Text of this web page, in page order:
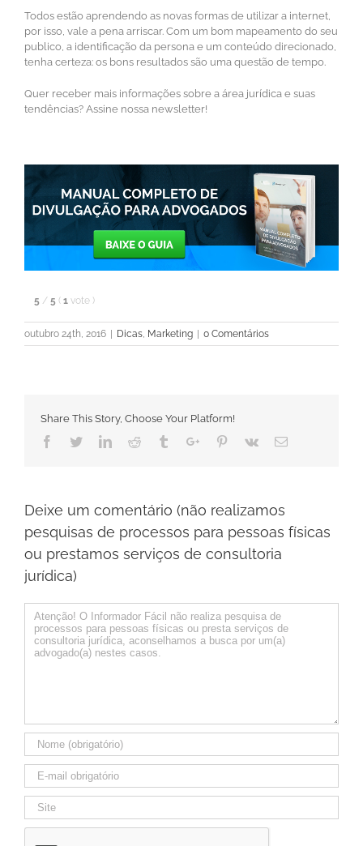
Todos estão aprendendo as novas formas de utilizar a internet,
por isso, vale a pena arriscar. Com um bom mapeamento do seu
publico, a identificação da persona e um conteúdo direcionado,
tenha certeza: os bons resultados são uma questão de tempo.
Quer receber mais informações sobre a área jurídica e suas
tendências? Assine nossa newsletter!
5 / 5 ( 1 vote )
outubro 24th, 2016 | Dicas Marketing | 0 Comentários
Share This Story, Choose Your Platform!
Facebook
TwitterLinkedinReddit TumblrGoogle+Pinterest
Vk Email
Deixe um comentário (não realizamos
pesquisas de processos para pessoas físicas
ou prestamos serviços de consultoria
jurídica)
Comentário